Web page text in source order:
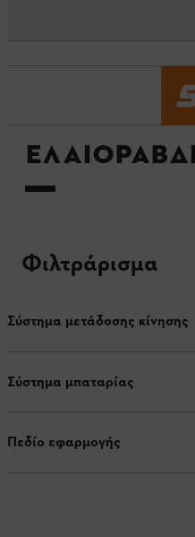
Φιλτράρισμα
Σύστημα μετάδοσης κίνησης
Σύστημα μπαταρίας
Πεδίο εφαρμογής